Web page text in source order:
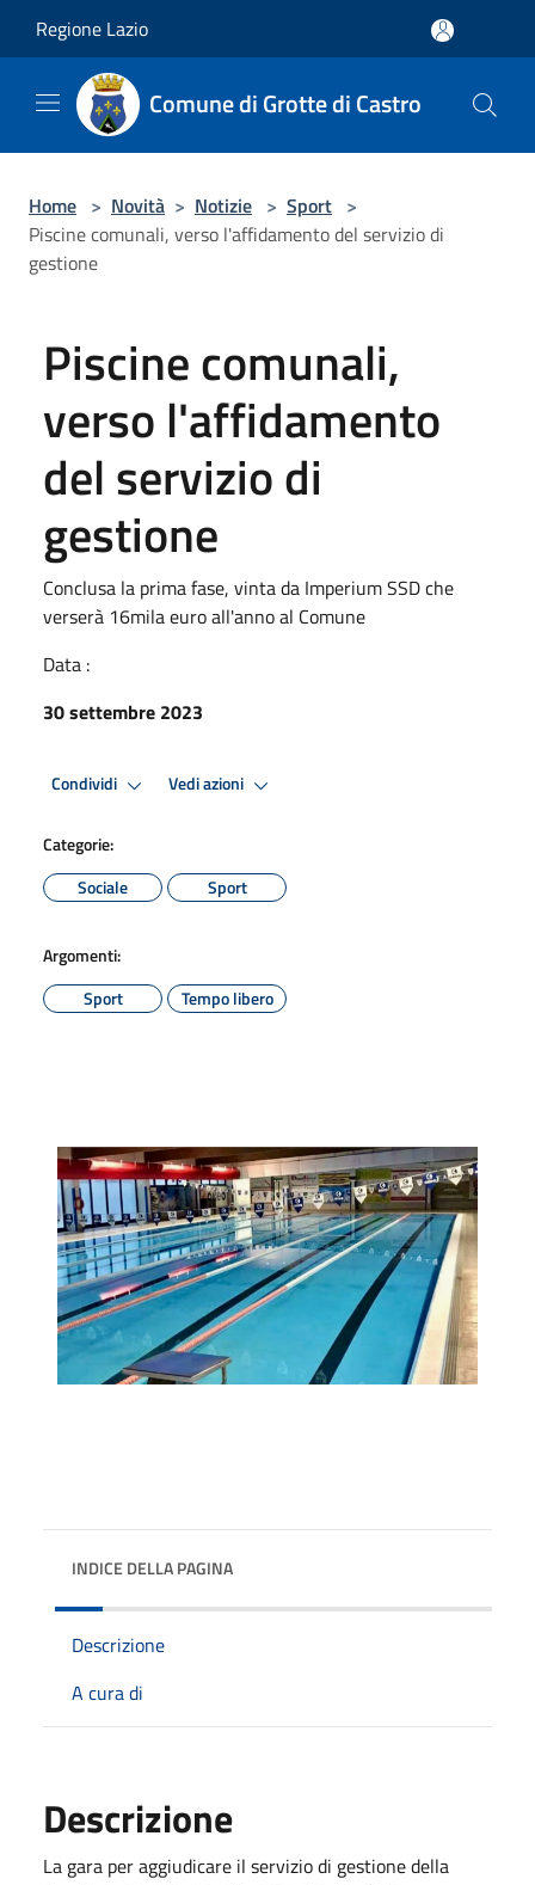
Regione Lazio
Comune di Grotte di Castro
Home > Novità > Notizie > Sport >
Piscine comunali, verso l'affidamento del servizio di
gestione
Piscine comunali,
verso l'affidamento
del servizio di
gestione
Conclusa la prima fase, vinta da Imperium SSD che
verserà 16mila euro all'anno al Comune
Data :
30 settembre 2023
Condividi Vedi azioni
Categorie:
Sociale
Sport
Argomenti:
Sport
Tempo libero
INDICE DELLA PAGINA
Descrizione
A cura di
Descrizione
La gara per aggiudicare il servizio di gestione della